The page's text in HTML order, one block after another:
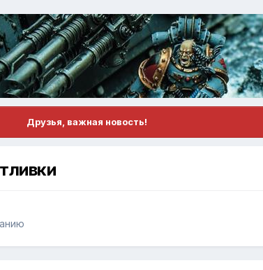
Друзья, важная новость!